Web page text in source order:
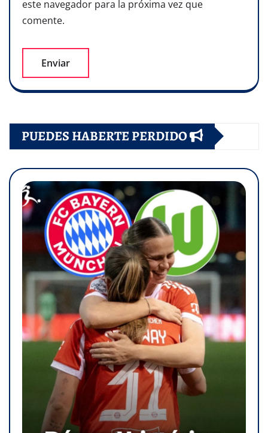
este navegador para la próxima vez que
comente.
PUEDES HABERTE PERDIDO